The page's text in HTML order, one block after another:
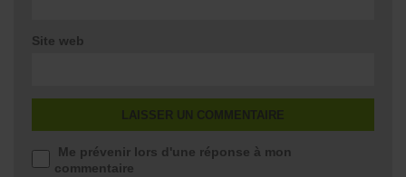
Site web
Me prévenir lors d'une réponse à mon
commentaire